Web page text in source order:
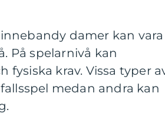
damer kan vara
På spelarnivå kan
fysiska krav. Vissa typer
medan andra kan